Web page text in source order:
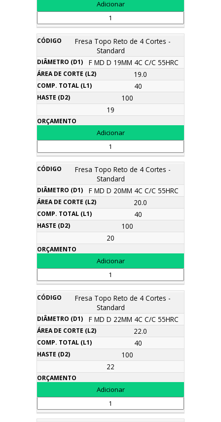
Fresa Topo Reto de 4 Cortes -
Standard
F MD D 19MM 4C C/C 55HRC
19.0
40
100
19
Fresa Topo Reto de 4 Cortes -
Standard
F MD D 20MM 4C C/C 55HRC
20.0
40
100
20
Fresa Topo Reto de 4 Cortes -
Standard
F MD D 22MM 4C C/C 55HRC
22.0
40
100
22